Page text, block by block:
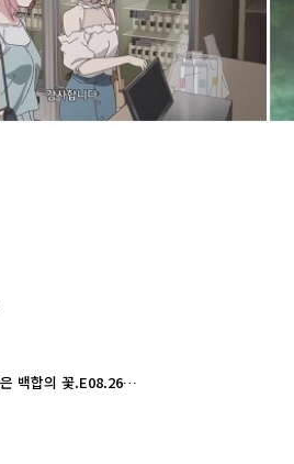
카미이나 보탄 취한 모습은 백합의 꽃.E08.260602.720p-NEXT.mp4